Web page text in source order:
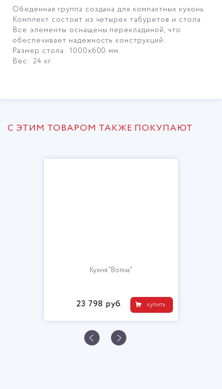
Обеденная группа создана для компактных кухонь.
Комплект состоит из четырех табуретов и стола.
Все элементы оснащены перекладиной, что
обеспечивает надежность конструкций.
Размер стола: 1000х600 мм.
Вес: 24 кг.
С ЭТИМ ТОВАРОМ ТАКЖЕ ПОКУПАЮТ
Кухня "Волна"
купить
23 798 руб.